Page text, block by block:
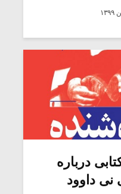
درباره
نی داوود